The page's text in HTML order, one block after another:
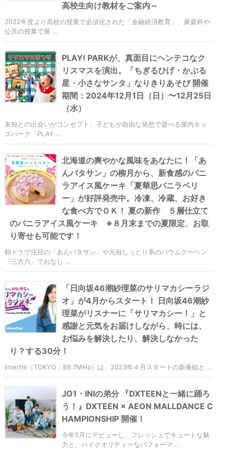
高校生向け教材をご案内～
2022年度より高校の授業で必須化された「金融経済教育」、家庭科や
公共の授業で展 ...
PLAY! PARKが、真面目にヘンテコなク
リスマスを演出。「ちぎるひげ・かぶる
星・小さなサンタ」なりきりあそび 開催
期間：2024年12月1日（日）〜12月25日
（水）
未知との出会いがコンセプト、子どもが自由な発想で遊べる屋内キッ
ズパーク「PLAY ...
北海道の爽やかな風味をあなたに！「あ
んバタサン」の柳月から、新食感のバニ
ラアイス風ケーキ「夏華思バニラベリ
ー」が好評発売中。冷凍、冷蔵、お好き
な食べ方でＯＫ！ 夏の新作 ５層仕立て
のバニラアイス風ケーキ ※８月末までの夏限定、お取
り寄せも可能です！
朝ドラで注目の「あんバタサン」や元祖しっとり系のバウムクーヘン
「三方六」でおなじ ...
「日向坂46潮紗理菜のサリマカシーラジ
オ」が4月からスタート！ 日向坂46潮紗
理菜がリスナーに「サリマカシー！」と
感謝と元気をお届けしながら、時には、
お悩みを解決したり、解決しなかった
り？する30分！
interfm（TOKYO：89.7MHz）は、2023年４月スタートの新番組と ...
JO1・INIの弟分 『DXTEENと一緒に踊ろ
う！』DXTEEN × AEON MALLDANCE C
HAMPIONSHIP 開催！
今年5月にデビューし、フレッシュでキュートな魅
力と、ハイクオリティーなパフォーマ ...